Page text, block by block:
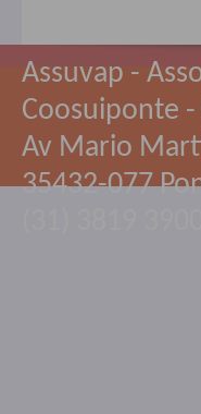
Assuvap -
Coosuiponte
Av Mario
35432-077